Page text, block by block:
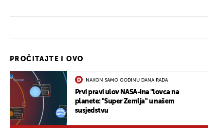
PROČITAJTE I OVO
NAKON SAMO GODINU DANA RADA
Prvi pravi ulov NASA-ina "lovca na
planete: "Super Zemlja" u našem
susjedstvu